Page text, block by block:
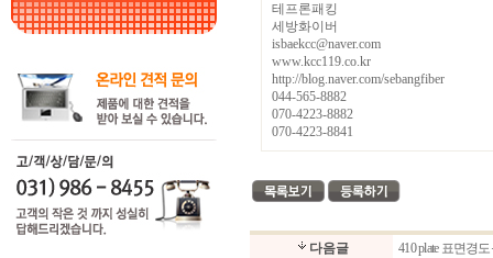
테프론패킹
세방화이버
isbaekcc@naver.com
www.kcc119.co.kr
http://blog.naver.com/sebangfiber
044-565-8882
070-4223-8882
070-4223-8841
다음글 410 plate 표면경